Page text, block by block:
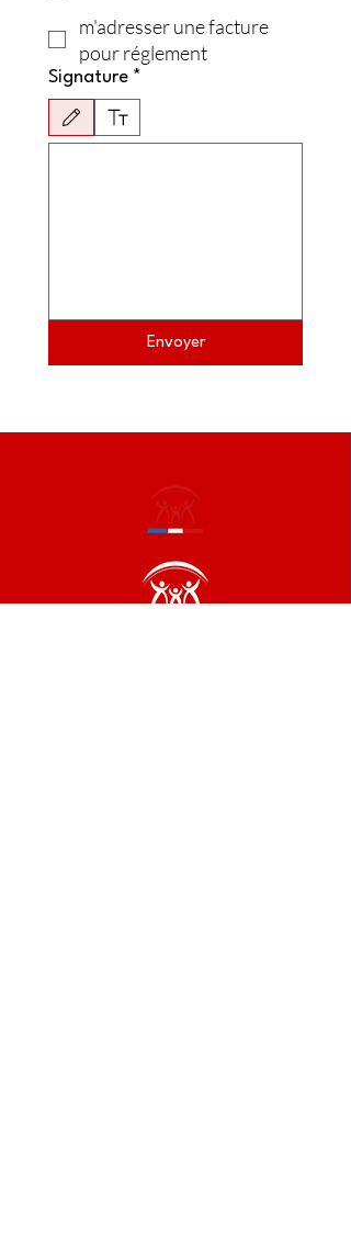
m'adresser une facture
pour réglement
Signature *
Le mode de dessin a été sélectionné. Le dessin
Envoyer